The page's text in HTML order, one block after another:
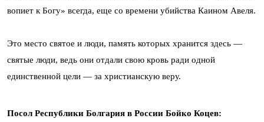
вопиет к Богу» всегда, еще со времени убийства Каином Авеля.
Это место святое и люди, память которых хранится здесь —
святые люди, ведь они отдали свою кровь ради одной
единственной цели — за христианскую веру.
Посол Республики Болгария в России Бойко Коцев: